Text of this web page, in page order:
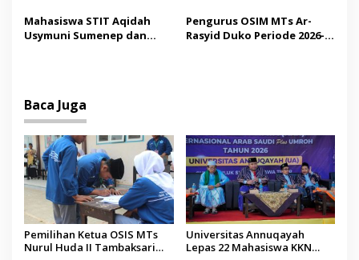
Operator Diaudit
Pendidikan Berbasis
Budaya
Mahasiswa STIT Aqidah
Usymuni Sumenep dan
Pengurus OSIM MTs Ar-
Rasyid Duko Periode 2026-
Baca Juga
Pemilihan Ketua OSIS MTs
Nurul Huda II Tambaksari
Universitas Annuqayah
Lepas 22 Mahasiswa KKN